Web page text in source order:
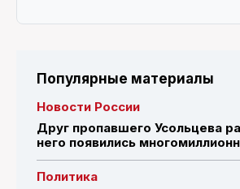
Популярные материалы
Новости России
Друг пропавшего Усольцева
него появились
Политика